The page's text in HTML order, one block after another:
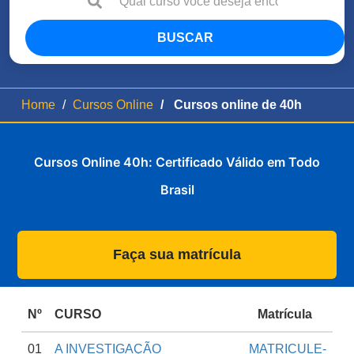
BUSCAR
Home Cursos Online Cursos online de 40h
Cursos Online 40h: Certificado Válido em Todo
Brasil
Faça sua matrícula
Nº CURSO Matrícula
01 A INVESTIGAÇÃO MATRICULE-